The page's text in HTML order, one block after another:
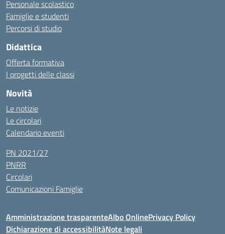
Personale scolastico
Famiglie e studenti
Percorsi di studio
Didattica
Offerta formativa
I progetti delle classi
Novità
Le notizie
Le circolari
Calendario eventi
PN 2021/27
PNRR
Circolari
Comunicazioni Famiglie
Amministrazione trasparenteAlbo OnlinePrivacy Policy
Dichiarazione di accessibilitàNote legali